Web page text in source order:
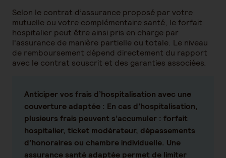
Selon le contrat d’assurance proposé par votre
mutuelle ou votre complémentaire santé, le forfait
hospitalier peut être ainsi pris en charge par
l'assurance de manière partielle ou totale. Le niveau
de remboursement dépend directement du rapport
avec le contrat souscrit et des garanties associées.
Anticiper vos frais d’hospitalisation avec une
couverture adaptée : En cas d’hospitalisation,
plusieurs frais peuvent s’accumuler : forfait
hospitalier, ticket modérateur, dépassements
d’honoraires ou chambre individuelle. Une
assurance santé adaptée permet de limiter